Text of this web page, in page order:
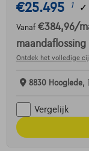
€25.495 1 ✓
Vanaf €384,96/
maandaflossing
Ontdek het volledige
8830 Hooglede,
Vergelijk